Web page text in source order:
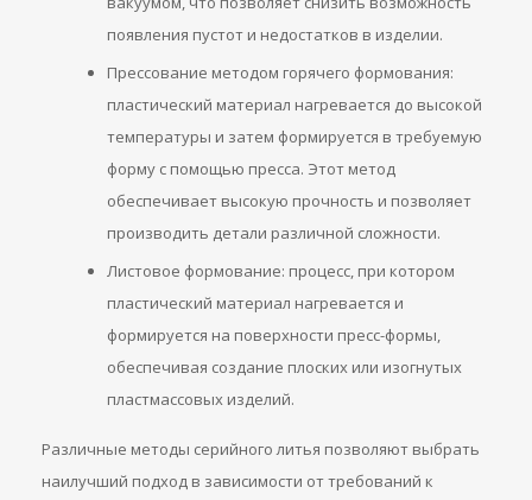
появления пустот и недостатков в изделии.
Прессование методом горячего формования:
пластический материал нагревается до высокой
температуры и затем формируется в требуемую
форму с помощью пресса. Этот метод
обеспечивает высокую прочность и позволяет
производить детали различной сложности.
Листовое формование: процесс, при котором
пластический материал нагревается и
формируется на поверхности пресс-формы,
обеспечивая создание плоских или изогнутых
пластмассовых изделий.
Различные методы серийного литья позволяют выбрать
наилучший подход в зависимости от требований к